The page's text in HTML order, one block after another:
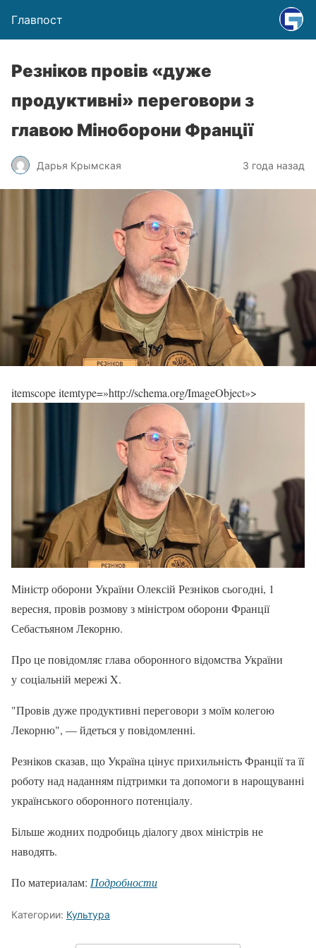
Главпост
Резніков провів «дуже
продуктивні» переговори з
главою Міноборони Франції
Дарья Крымская 3 года назад
itemscope itemtype=»http://schema.org/ImageObject»>
Міністр оборони України Олексій Резніков сьогодні, 1
вересня, провів розмову з міністром оборони Франції
Себастьяном Лекорню.
Про це повідомляє глава оборонного відомства України
у соціальній мережі X.
"Провів дуже продуктивні переговори з моїм колегою
Лекорню", — йдеться у повідомленні.
Резніков сказав, що Україна цінує прихильність Франції та її
роботу над наданням підтримки та допомоги в нарощуванні
українського оборонного потенціалу.
Більше жодних подробиць діалогу двох міністрів не
наводять.
По материалам: Подробности
Категории: Культура